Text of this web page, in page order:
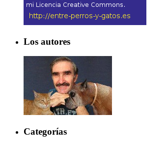
Los autores
Categorías